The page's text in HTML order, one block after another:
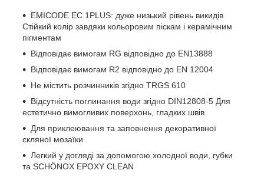
EMICODE EC 1PLUS: дуже низький рівень викидів
Стійкий колір завдяки кольоровим піскам і керамічним
пігментам
Відповідає вимогам RG відповідно до EN13888
Відповідає вимогам R2 відповідно до EN 12004
Не містить розчинників згідно TRGS 610
Відсутність поглинання води згідно DIN12808-5 Для
естетично вимогливих поверхонь, гладких швів
Для приклеювання та заповнення декоративної
скляної мозаїки
Легкий у догляді за допомогою холодної води, губки
та SCHÖNOX EPOXY CLEAN